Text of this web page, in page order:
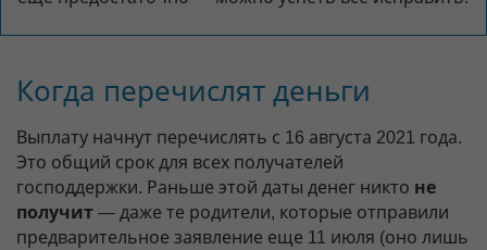
Когда перечислят деньги
Выплату начнут перечислять с 16 августа 2021 года.
Это общий срок для всех получателей
господдержки. Раньше этой даты денег никто не
получит — даже те родители, которые отправили
предварительное заявление еще 11 июля (оно лишь